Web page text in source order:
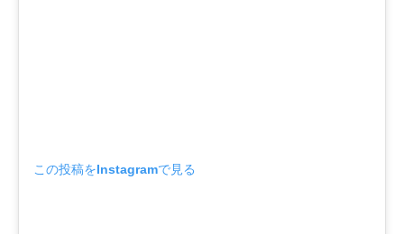
この投稿をInstagramで見る